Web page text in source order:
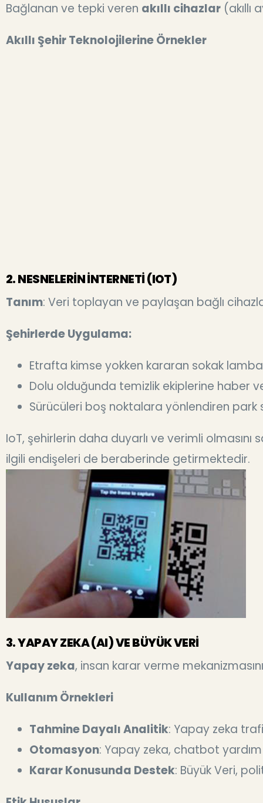
Bağlanan ve tepki veren akıllı cihazlar (akıllı
Akıllı Şehir Teknolojilerine Örnekler
2. NESNELERİN İNTERNETİ (IOT)
Tanım: Veri toplayan ve paylaşan bağlı
Şehirlerde Uygulama:
Etrafta kimse yokken kararan sokak
Dolu olduğunda temizlik ekiplerine haber
Sürücüleri boş noktalara yönlendiren park
IoT, şehirlerin daha duyarlı ve verimli
ilgili endişeleri de beraberinde getirmektedir.
3. YAPAY ZEKA (AI) VE BÜYÜK VERİ
Yapay zeka, insan karar verme
Kullanım Örnekleri
Tahmine Dayalı Analitik: Yapay zeka
Otomasyon: Yapay zeka, chatbot
Karar Konusunda Destek: Büyük Veri,